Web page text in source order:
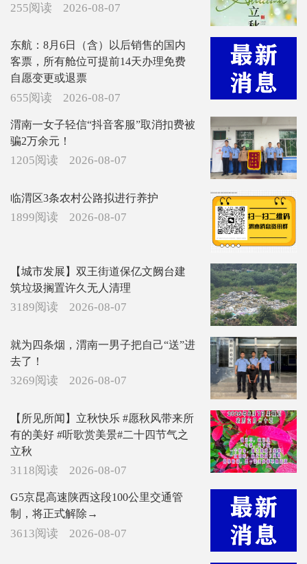
255阅读 2026-08-07
东航：8月6日（含）以后销售的国内
客票，所有舱位可提前14天办理免费
自愿变更或退票
655阅读 2026-08-07
渭南一女子轻信“抖音客服”取消扣费被
骗2万余元！
1205阅读 2026-08-07
临渭区3条农村公路拟进行养护
1899阅读 2026-08-07
【城市发展】双王街道保亿文阙台建
筑垃圾搁置许久无人清理
3189阅读 2026-08-07
就为四条烟，渭南一男子把自己“送”进
去了！
3269阅读 2026-08-07
【所见所闻】立秋快乐 #愿秋风带来所
有的美好 #听歌赏美景#二十四节气之
立秋
3118阅读 2026-08-07
G5京昆高速陕西这段100公里交通管
制，将正式解除→
3613阅读 2026-08-07